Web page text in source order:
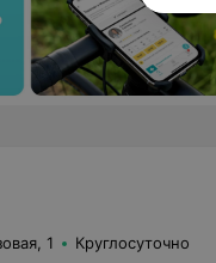
1 Круглосуточно